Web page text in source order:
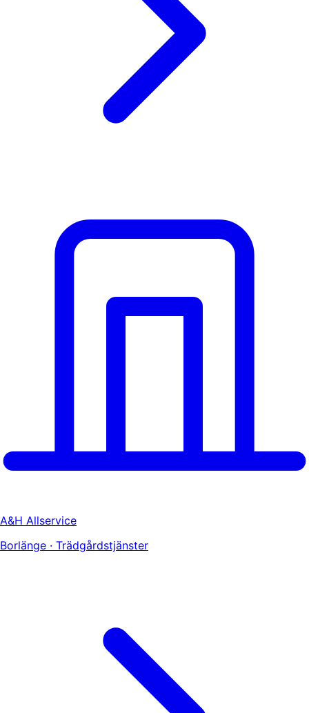
A&H Allservice
Borlänge · Trädgårdstjänster